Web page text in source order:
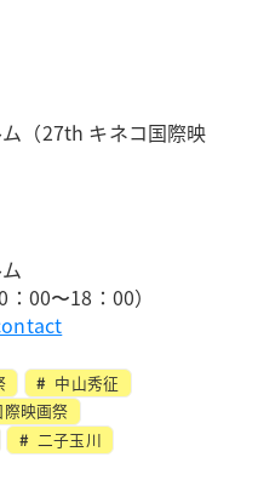
（27th キネコ国際映
00〜18：00）
中山秀征
映画祭
二子玉川